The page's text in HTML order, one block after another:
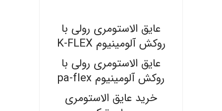
عایق الاستومری رولی با
روکش آلومینیوم K-FLEX
عایق الاستومری رولی با
روکش آلومینیوم pa-flex
خرید عایق الاستومری